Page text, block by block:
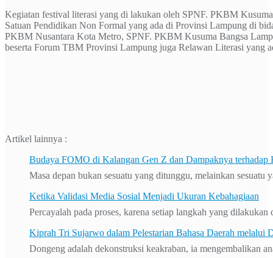
Kegiatan festival literasi yang di lakukan oleh SPNF. PKBM
Satuan Pendidikan Non Formal yang ada di Provinsi Lampung di
PKBM Nusantara Kota Metro, SPNF. PKBM Kusuma Bangsa
beserta Forum TBM Provinsi Lampung juga Relawan Literasi yang
Artikel lainnya :
Budaya FOMO di Kalangan Gen Z dan Dampaknya terhadap
Masa depan bukan sesuatu yang ditunggu, melainkan sesuatu
Ketika Validasi Media Sosial Menjadi Ukuran Kebahagiaan
Percayalah pada proses, karena setiap langkah yang
Kiprah Tri Sujarwo dalam Pelestarian Bahasa Daerah
Dongeng adalah dekonstruksi keakraban, ia mengembalikan